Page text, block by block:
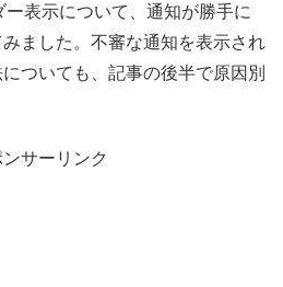
表示について、通知が勝手に
ました。不審な通知を表示され
ついても、記事の後半で原因別
ンサーリンク